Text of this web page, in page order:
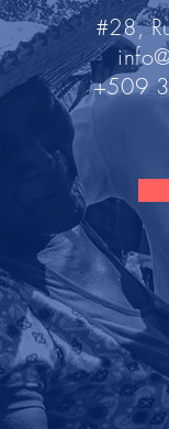
#28,
+509